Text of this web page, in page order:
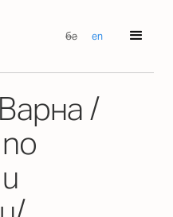
бг en
/